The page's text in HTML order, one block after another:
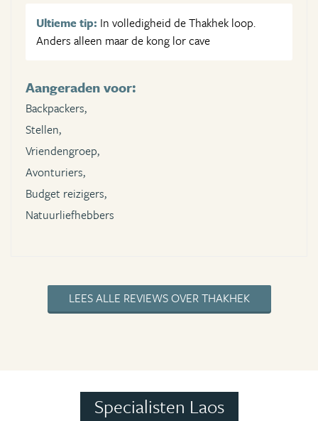
Ultieme tip: In volledigheid de Thakhek loop.
Anders alleen maar de kong lor cave
Aangeraden voor:
Backpackers,
Stellen,
Vriendengroep,
Avonturiers,
Budget reizigers,
Natuurliefhebbers
LEES ALLE REVIEWS OVER THAKHEK
Specialisten Laos